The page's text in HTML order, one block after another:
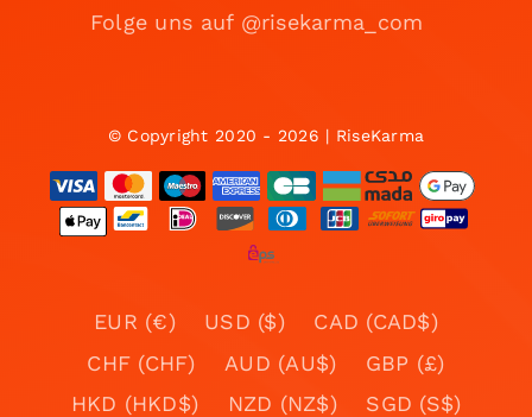
Folge uns auf @risekarma_com
© Copyright 2020 - 2026 | RiseKarma
EUR (€) USD ($)
CAD (CAD$)
CHF (CHF)
AUD (AU$)
GBP (£)
HKD (HKD$)
NZD (NZ$)
SGD (S$)